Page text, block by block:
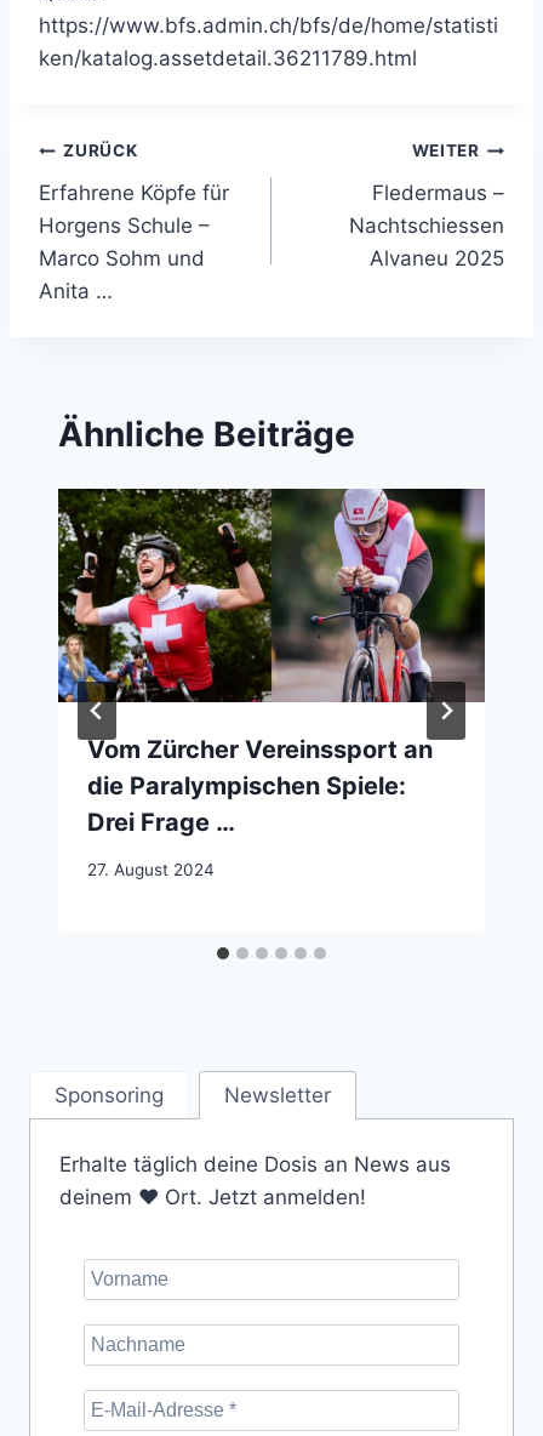
https://www.bfs.admin.ch/bfs/de/home/statisti
ken/katalog.assetdetail.36211789.html
Beitragsnavigation
ZURÜCK
Erfahrene Köpfe für
Horgens Schule –
Marco Sohm und
Anita …
WEITER
Fledermaus –
Nachtschiessen
Alvaneu 2025
Ähnliche Beiträge
Vom Zürcher Vereinssport an
die Paralympischen Spiele:
Drei Frage …
27. August 2024
Sponsoring Newsletter
Erhalte täglich deine Dosis an News aus
deinem ❤️ Ort. Jetzt anmelden!